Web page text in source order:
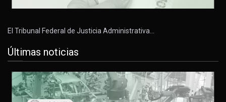
El Tribunal Federal de Justicia Administrativa…
Últimas noticias